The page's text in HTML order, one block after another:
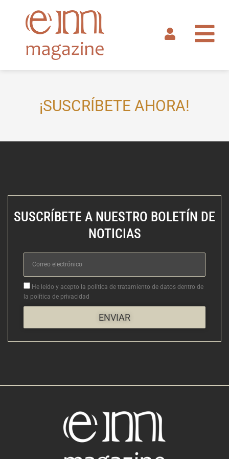
contenido
¡SUSCRÍBETE AHORA!
SUSCRÍBETE A NUESTRO BOLETÍN DE
NOTICIAS
Correo
electrónico
Aceptacion
He leído y acepto la política de tratamiento de datos dentro de
la política de privacidad
ENVIAR